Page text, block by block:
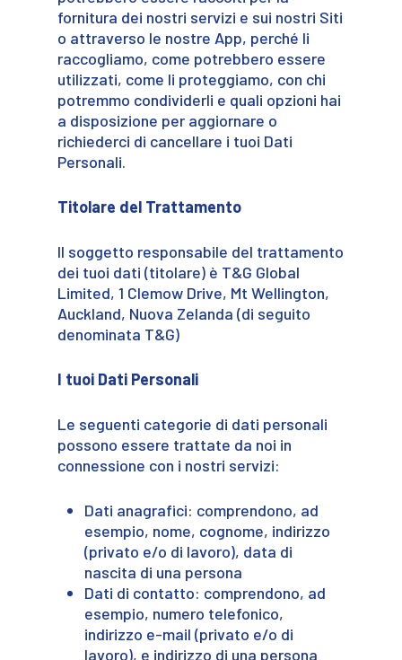
fornitura dei nostri servizi e sui nostri Siti
o attraverso le nostre App, perché li
raccogliamo, come potrebbero essere
utilizzati, come li proteggiamo, con chi
potremmo condividerli e quali opzioni hai
a disposizione per aggiornare o
richiederci di cancellare i tuoi Dati
Personali.
Titolare del Trattamento
Il soggetto responsabile del trattamento
dei tuoi dati (titolare) è T&G Global
Limited, 1 Clemow Drive, Mt Wellington,
Auckland, Nuova Zelanda (di seguito
denominata T&G)
I tuoi Dati Personali
Le seguenti categorie di dati personali
possono essere trattate da noi in
connessione con i nostri servizi:
Dati anagrafici: comprendono, ad
esempio, nome, cognome, indirizzo
(privato e/o di lavoro), data di
nascita di una persona
Dati di contatto: comprendono, ad
esempio, numero telefonico,
indirizzo e-mail (privato e/o di
lavoro), e indirizzo di una persona